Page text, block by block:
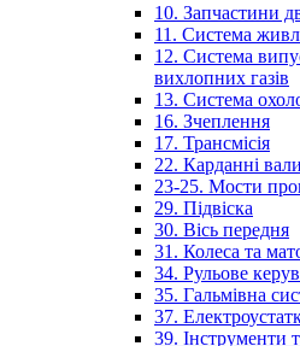
10. Запчастини
11. Система
12. Система
вихлопних газів
13. Система
16. Зчеплення
17. Трансмісія
22. Карданні вали
23-25. Мости
29. Підвіска
30. Вісь передня
31. Колеса та
34. Рульове
35. Гальмівна
37.
39. Інструменти